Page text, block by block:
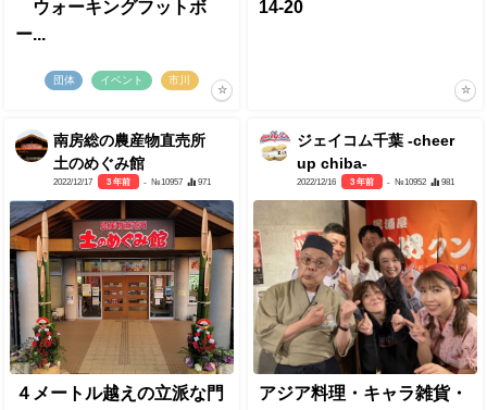
ウォーキングフットボ
ー...
団体 イベント 市川
14-20
南房総の農産物直売所
土のめぐみ館
2022/12/17 3 年前 - №10957 971
４メートル越えの立派な門
ジェイコム千葉 -cheer
up chiba-
2022/12/16 3 年前 - №10952 981
アジア料理・キャラ雑貨・